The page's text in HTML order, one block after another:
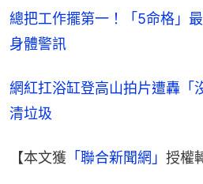
總把工作擺第一！「5命格」
身體警訊
網紅扛浴缸登高山拍片遭轟「
清垃圾
【本文獲 「聯合新聞網」 授權